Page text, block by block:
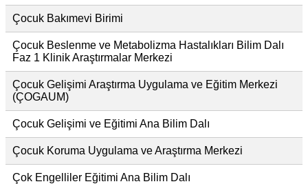
Çocuk Bakımevi Birimi
Çocuk Beslenme ve Metabolizma Hastalıkları Bilim Dalı
Faz 1 Klinik Araştırmalar Merkezi
Çocuk Gelişimi Araştırma Uygulama ve Eğitim Merkezi
(ÇOGAUM)
Çocuk Gelişimi ve Eğitimi Ana Bilim Dalı
Çocuk Koruma Uygulama ve Araştırma Merkezi
Çok Engelliler Eğitimi Ana Bilim Dalı